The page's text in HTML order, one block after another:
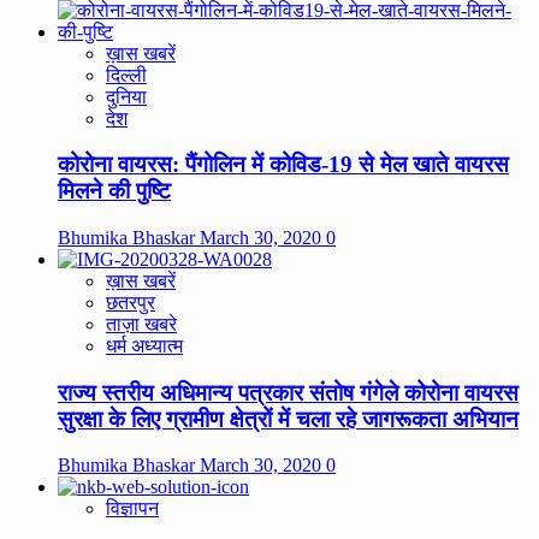
ख़ास खबरें
दिल्ली
दुनिया
देश
कोरोना वायरस: पैंगोलिन में कोविड-19 से मेल खाते वायरस
मिलने की पुष्टि
Bhumika BhaskarMarch 30, 2020 0
ख़ास खबरें
छतरपुर
ताज़ा खबरे
धर्म अध्यात्म
राज्य स्तरीय अधिमान्य पत्रकार संतोष गंगेले कोरोना वायरस
सुरक्षा के लिए ग्रामीण क्षेत्रों में चला रहे जागरूकता अभियान
Bhumika BhaskarMarch 30, 2020 0
विज्ञापन